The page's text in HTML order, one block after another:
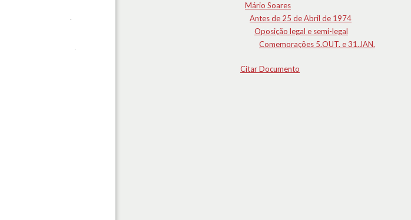
Mário Soares
Antes de 25 de Abril de 1974
Oposição legal e semi-legal
Comemorações 5.OUT. e 31.JAN.
Citar Documento